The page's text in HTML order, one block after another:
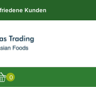
Kunden
0